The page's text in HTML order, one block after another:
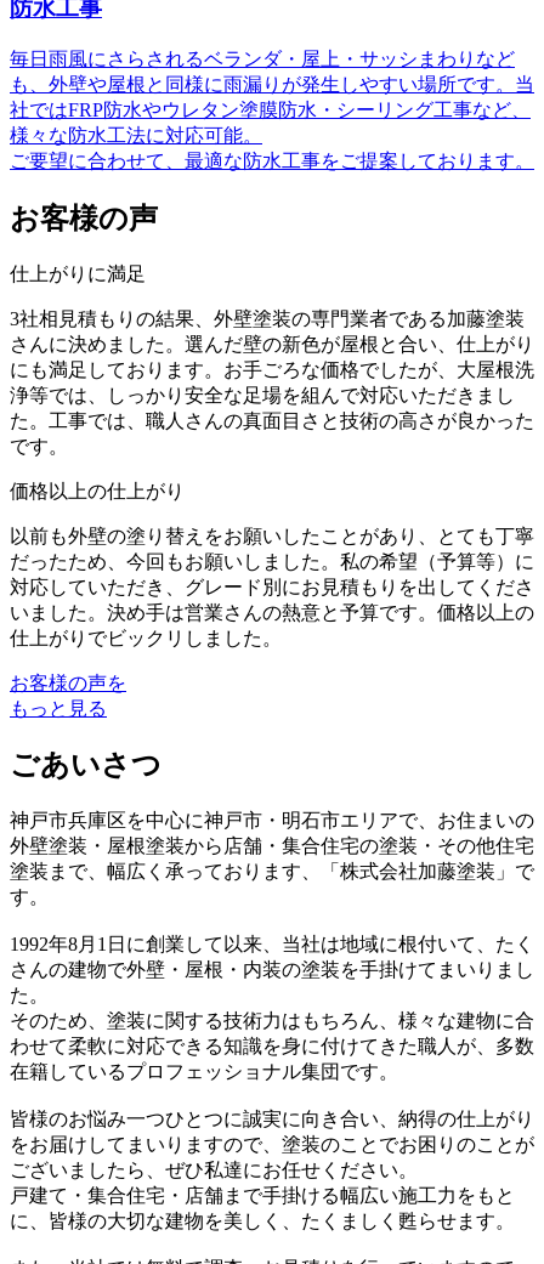
防水工事
毎日雨風にさらされるベランダ・屋上・サッシまわりなど
も、外壁や屋根と同様に雨漏りが発生しやすい場所です。当
社ではFRP防水やウレタン塗膜防水・シーリング工事など、
様々な防水工法に対応可能。
ご要望に合わせて、最適な防水工事をご提案しております。
お客様の声
仕上がりに満足
3社相見積もりの結果、外壁塗装の専門業者である加藤塗装
さんに決めました。選んだ壁の新色が屋根と合い、仕上がり
にも満足しております。お手ごろな価格でしたが、大屋根洗
浄等では、しっかり安全な足場を組んで対応いただきまし
た。工事では、職人さんの真面目さと技術の高さが良かった
です。
価格以上の仕上がり
以前も外壁の塗り替えをお願いしたことがあり、とても丁寧
だったため、今回もお願いしました。私の希望（予算等）に
対応していただき、グレード別にお見積もりを出してくださ
いました。決め手は営業さんの熱意と予算です。価格以上の
仕上がりでビックリしました。
お客様の声を
もっと見る
ごあいさつ
神戸市兵庫区を中心に神戸市・明石市エリアで、お住まいの
外壁塗装・屋根塗装から店舗・集合住宅の塗装・その他住宅
塗装まで、幅広く承っております、「株式会社加藤塗装」で
す。
1992年8月1日に創業して以来、当社は地域に根付いて、たく
さんの建物で外壁・屋根・内装の塗装を手掛けてまいりまし
た。
そのため、塗装に関する技術力はもちろん、様々な建物に合
わせて柔軟に対応できる知識を身に付けてきた職人が、多数
在籍しているプロフェッショナル集団です。
皆様のお悩み一つひとつに誠実に向き合い、納得の仕上がり
をお届けしてまいりますので、塗装のことでお困りのことが
ございましたら、ぜひ私達にお任せください。
戸建て・集合住宅・店舗まで手掛ける幅広い施工力をもと
に、皆様の大切な建物を美しく、たくましく甦らせます。